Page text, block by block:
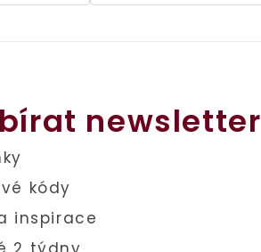
z
newsletter